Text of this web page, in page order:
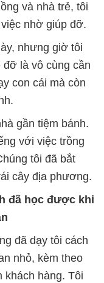
và nhà trẻ, tôi
nhờ giúp đỡ.
nhưng giờ tôi
là vô cùng cần
con cái mà còn
gần tiệm bánh.
với việc trồng
tôi đã bắt
cây địa phương.
đã học được khi
đã dạy tôi cách
nhỏ, kèm theo
khách hàng. Tôi